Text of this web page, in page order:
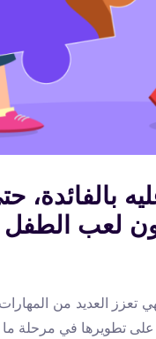
بالفائدة،
لعب
تعزز العديد من
تطويرها في مرحلة ما